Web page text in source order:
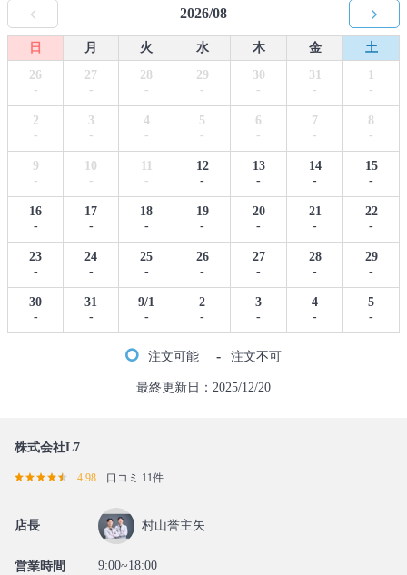
2026/08
日 月 火 水 木 金
土
26
-
27
-
28
-
29
-
30
-
31
-
1
-
2
-
3
-
4
-
5
-
6
-
7
-
8
-
9
-
10
-
11
-
12
-
13
-
14
-
15
-
16
-
17
-
18
-
19
-
20
-
21
-
22
-
23
-
24
-
25
-
26
-
27
-
28
-
29
-
30
-
31
-
9/1
-
2
-
3
-
4
-
5
-
注文可能 - 注文不可
最終更新日：2025/12/20
株式会社L7
4.98 口コミ 11件
店長 村山誉主矢
営業時間 9:00~18:00